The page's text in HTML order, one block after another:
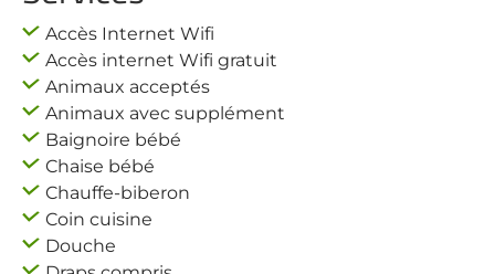
Accès Internet Wifi
Accès internet Wifi gratuit
Animaux acceptés
Animaux avec supplément
Baignoire bébé
Chaise bébé
Chauffe-biberon
Coin cuisine
Douche